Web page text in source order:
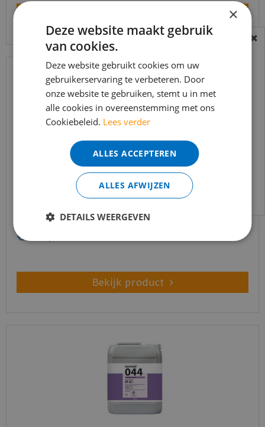
Co-pro - Primer kleurloos Universeel - 10kg
€
Bekijk product
BEREIKBAARHEID
In verband met de vakantie periode zijn wij
t/m 14 augustus telefonisch helaas niet
bereikbaar.
Bestelling worden uiteraard verwerkt
echter iets minder snel dan wat je van ons
gewend bent.
Voor vragen kan je ons bereiken via
info@merkvloerenwinkel.nl
×
Deze website maakt gebruik
van cookies.
Deze website gebruikt cookies om uw
gebruikerservaring te verbeteren. Door
onze website te gebruiken, stemt u in met
alle cookies in overeenstemming met ons
Cookiebeleid. Lees verder
ALLES ACCEPTEREN
ALLES AFWIJZEN
DETAILS WEERGEVEN